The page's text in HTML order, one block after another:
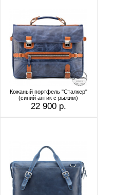
Кожаный портфель "Сталкер"
(синий антик с рыжим)
22 900 р.